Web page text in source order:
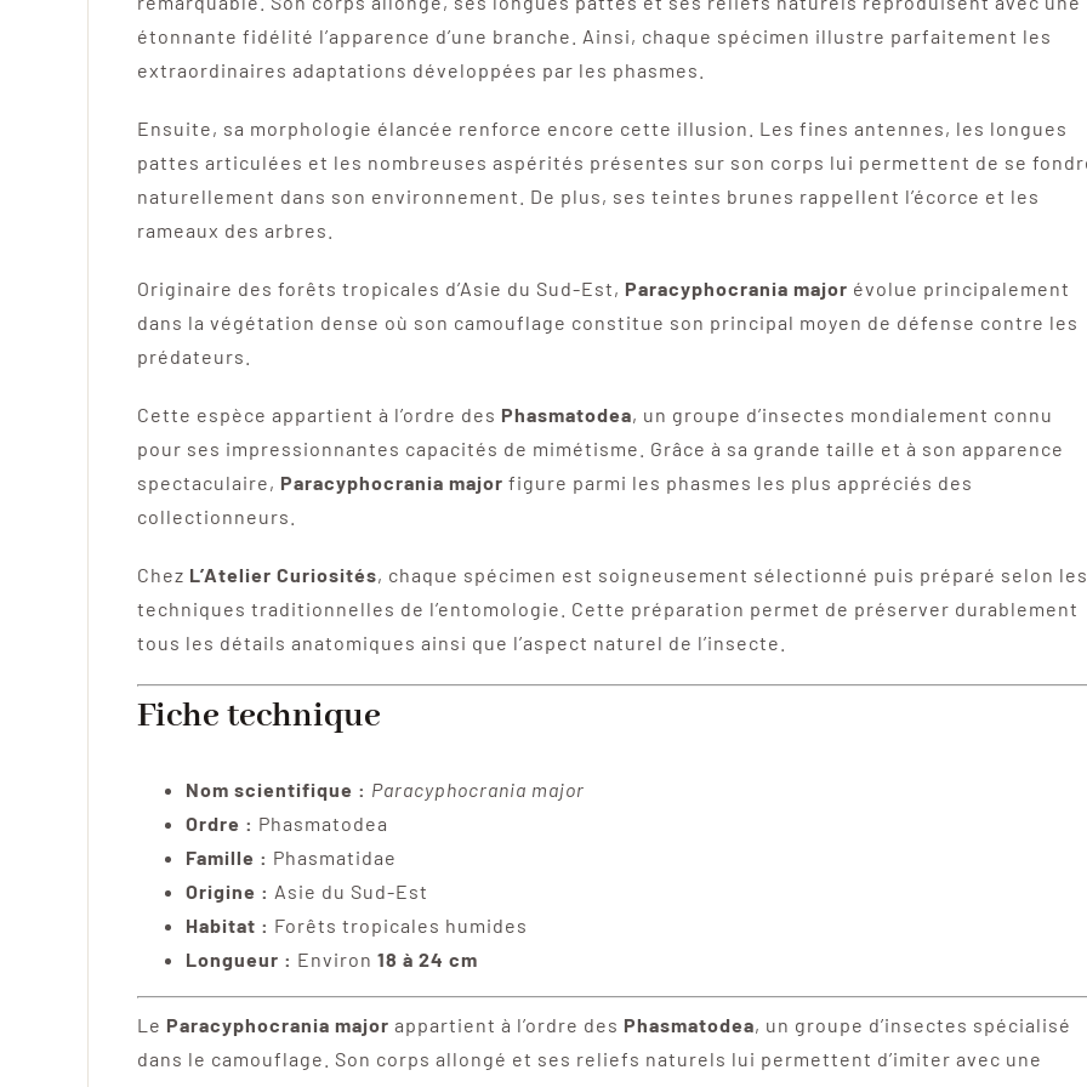
étonnante fidélité l’apparence d’une branche. Ainsi, chaque spécimen illustre parfaitement les
extraordinaires adaptations développées par les phasmes.
Ensuite, sa morphologie élancée renforce encore cette illusion. Les fines antennes, les longues
pattes articulées et les nombreuses aspérités présentes sur son corps lui permettent de se
naturellement dans son environnement. De plus, ses teintes brunes rappellent l’écorce et les
rameaux des arbres.
Originaire des forêts tropicales d’Asie du Sud-Est, Paracyphocrania major évolue principalement
dans la végétation dense où son camouflage constitue son principal moyen de défense contre les
prédateurs.
Cette espèce appartient à l’ordre des Phasmatodea, un groupe d’insectes mondialement connu
pour ses impressionnantes capacités de mimétisme. Grâce à sa grande taille et à son apparence
spectaculaire, Paracyphocrania major figure parmi les phasmes les plus appréciés des
collectionneurs.
Chez L’Atelier Curiosités, chaque spécimen est soigneusement sélectionné puis préparé selon les
techniques traditionnelles de l’entomologie. Cette préparation permet de préserver durablement
tous les détails anatomiques ainsi que l’aspect naturel de l’insecte.
Fiche technique
Nom scientifique : Paracyphocrania major
Ordre : Phasmatodea
Famille : Phasmatidae
Origine : Asie du Sud-Est
Habitat : Forêts tropicales humides
Longueur : Environ 18 à 24 cm
Le Paracyphocrania major appartient à l’ordre des Phasmatodea, un groupe d’insectes spécialisé
dans le camouflage. Son corps allongé et ses reliefs naturels lui permettent d’imiter avec une